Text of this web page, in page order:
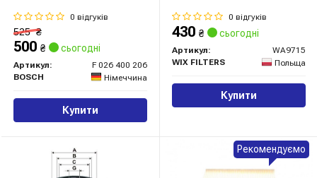
0 відгуків
525₴
500 ₴ сьогодні
Артикул:
F 026 400 206
BOSCH
Німеччина
Купити
0 відгуків
430 ₴ сьогодні
Артикул:
WA9715
WIX FILTERS
Польща
Купити
Рекомендуємо